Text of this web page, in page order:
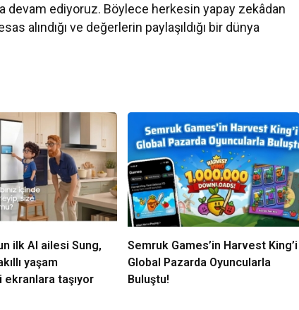
devam ediyoruz. Böylece herkesin yapay zekâdan
alındığı ve değerlerin paylaşıldığı bir dünya
ilk AI ailesi Sung,
yaşam
ekranlara taşıyor
Semruk Games’in Harvest King’i
Global Pazarda Oyuncularla
Buluştu!